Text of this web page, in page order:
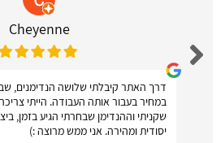
Cheyenne
דרך האתר קיבלתי שלושה הנדימנים,
במחיר בעבור אותה העבודה. הייתי צריכה
שקניתי וההנדימן שבחרתי הגיע בזמן,
יסודית ומהירה. אני ממש מרוצה :)